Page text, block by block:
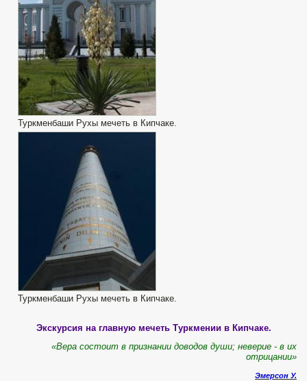
Туркменбаши Рухы мечеть в Кипчаке.
Туркменбаши Рухы мечеть в Кипчаке.
Экскурсия на главную мечеть Туркмении в Кипчаке.
«Вера состоит в признании доводов души; неверие - в их
отрицании»
Эмерсон У.